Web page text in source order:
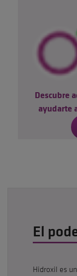
Descubre
ayudarte
El
Hidroxil es